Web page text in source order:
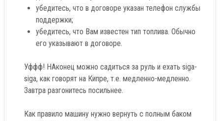
убедитесь, что в договоре указан телефон службы
поддержки;
убедитесь, что Вам известен тип топлива. Обычно
его указывают в договоре.
Уффф! НАконец можно садиться за руль и ехать siga-
siga, как говорят на Кипре, т.е. медленно-медленно.
Завтра разгонитесь посильнее.
Как правило машину нужно вернуть с полным баком